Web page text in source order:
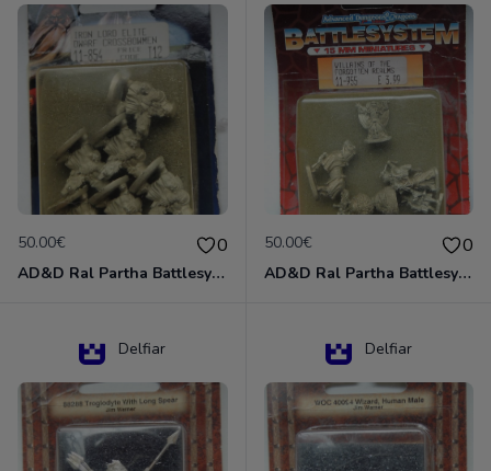
50.00€ 0
AD&D Ral Partha Battlesystem Miniatures Pack Iron Lord Dwarf Crossbowmen 11-854
50.00€ 0
AD&D Ral Partha Battlesystem Villains/Forgotten Realms 11-955 Miniatures
Delfiar Delfiar